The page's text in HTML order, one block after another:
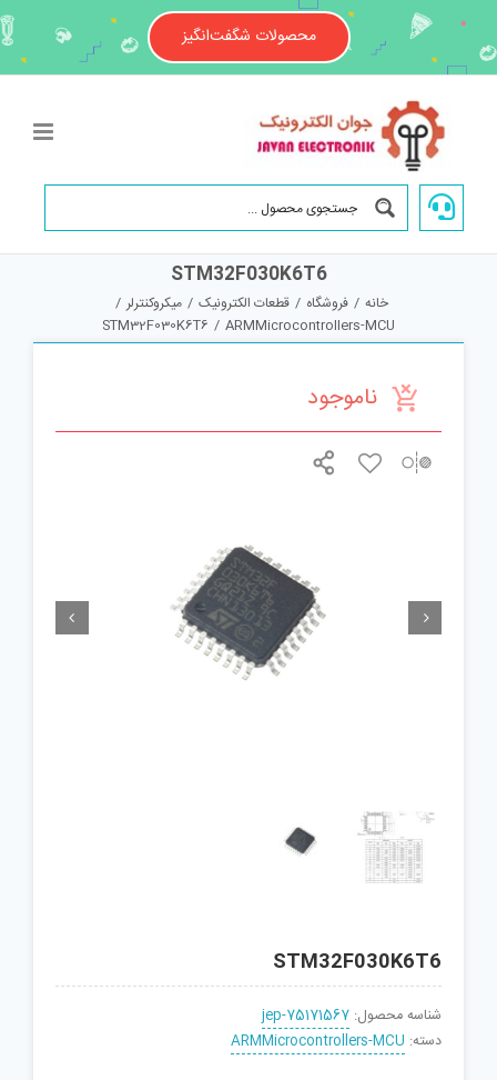
content
محصولات شگفت‌انگیز
STM32F030K6T6
خانه / فروشگاه / قطعات الکترونیک / میکروکنترلر /
ARMMicrocontrollers-MCU
/
STM32F030K6T6
ناموجود
 
STM32F030K6T6
شناسه محصول: jep-75171567
دسته: ARMMicrocontrollers-MCU